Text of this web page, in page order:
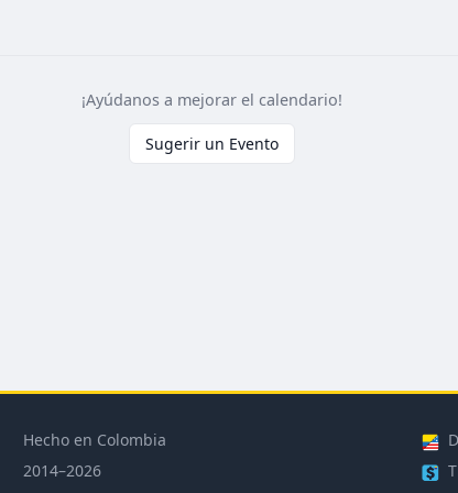
¡Ayúdanos a mejorar el calendario!
Sugerir un Evento
Hecho en Colombia
2014–2026